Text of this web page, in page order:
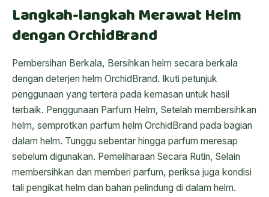
Langkah-langkah Merawat Helm
dengan OrchidBrand
Pembersihan Berkala, Bersihkan helm secara berkala
dengan deterjen helm OrchidBrand. Ikuti petunjuk
penggunaan yang tertera pada kemasan untuk hasil
terbaik. Penggunaan Parfum Helm, Setelah membersihkan
helm, semprotkan parfum helm OrchidBrand pada bagian
dalam helm. Tunggu sebentar hingga parfum meresap
sebelum digunakan. Pemeliharaan Secara Rutin, Selain
membersihkan dan memberi parfum, periksa juga kondisi
tali pengikat helm dan bahan pelindung di dalam helm.